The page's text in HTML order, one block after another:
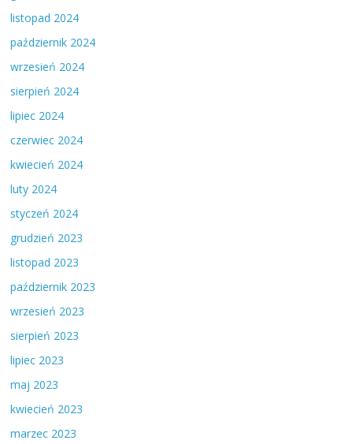
listopad 2024
październik 2024
wrzesień 2024
sierpień 2024
lipiec 2024
czerwiec 2024
kwiecień 2024
luty 2024
styczeń 2024
grudzień 2023
listopad 2023
październik 2023
wrzesień 2023
sierpień 2023
lipiec 2023
maj 2023
kwiecień 2023
marzec 2023